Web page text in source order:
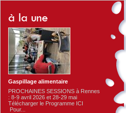
Gaspillage alimentaire
PROCHAINES SESSIONS à Rennes
: 8-9 avril 2026 et 28-29 mai
Télécharger le Programme ICI
Pour...